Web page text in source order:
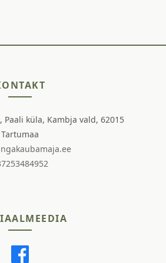
Paali küla, Kambja vald, 62015
Tartumaa